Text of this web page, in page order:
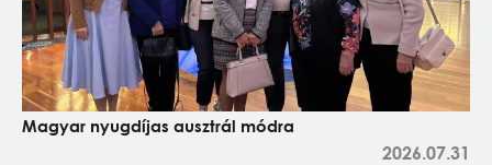
Magyar nyugdíjas ausztrál módra
2026.07.31